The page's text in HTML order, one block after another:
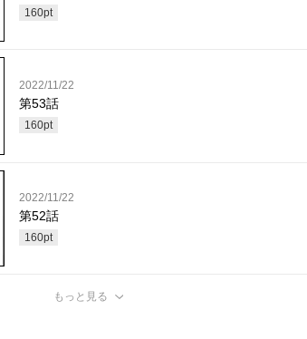
160pt
2022/11/22
第53話
160pt
2022/11/22
第52話
160pt
もっと見る